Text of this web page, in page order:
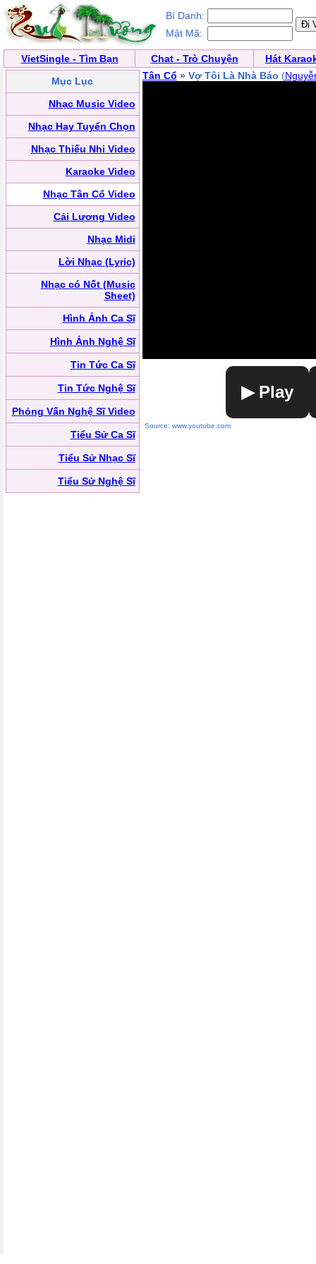
Bí Danh:
Mật Mã:
VietSingle - Tìm Bạn Chat - Trò Chuyện
Hát
Mục Lục
Nhạc Music Video
Nhạc Hay Tuyển Chọn
Nhạc Thiếu Nhi Video
Karaoke Video
Nhạc Tân Cổ Video
Cải Lương Video
Nhạc Midi
Lời Nhạc (Lyric)
Nhạc có Nốt (Music
Sheet)
Hình Ảnh Ca Sĩ
Hình Ảnh Nghệ Sĩ
Tin Tức Ca Sĩ
Tin Tức Nghệ Sĩ
Phỏng Vấn Nghệ Sĩ Video
Tiểu Sử Ca Sĩ
Tiểu Sử Nhạc Sĩ
Tiểu Sử Nghệ Sĩ
Tân Cổ » Vợ Tôi Là Nhà Báo (
▶ Play
Source: www.youtube.com